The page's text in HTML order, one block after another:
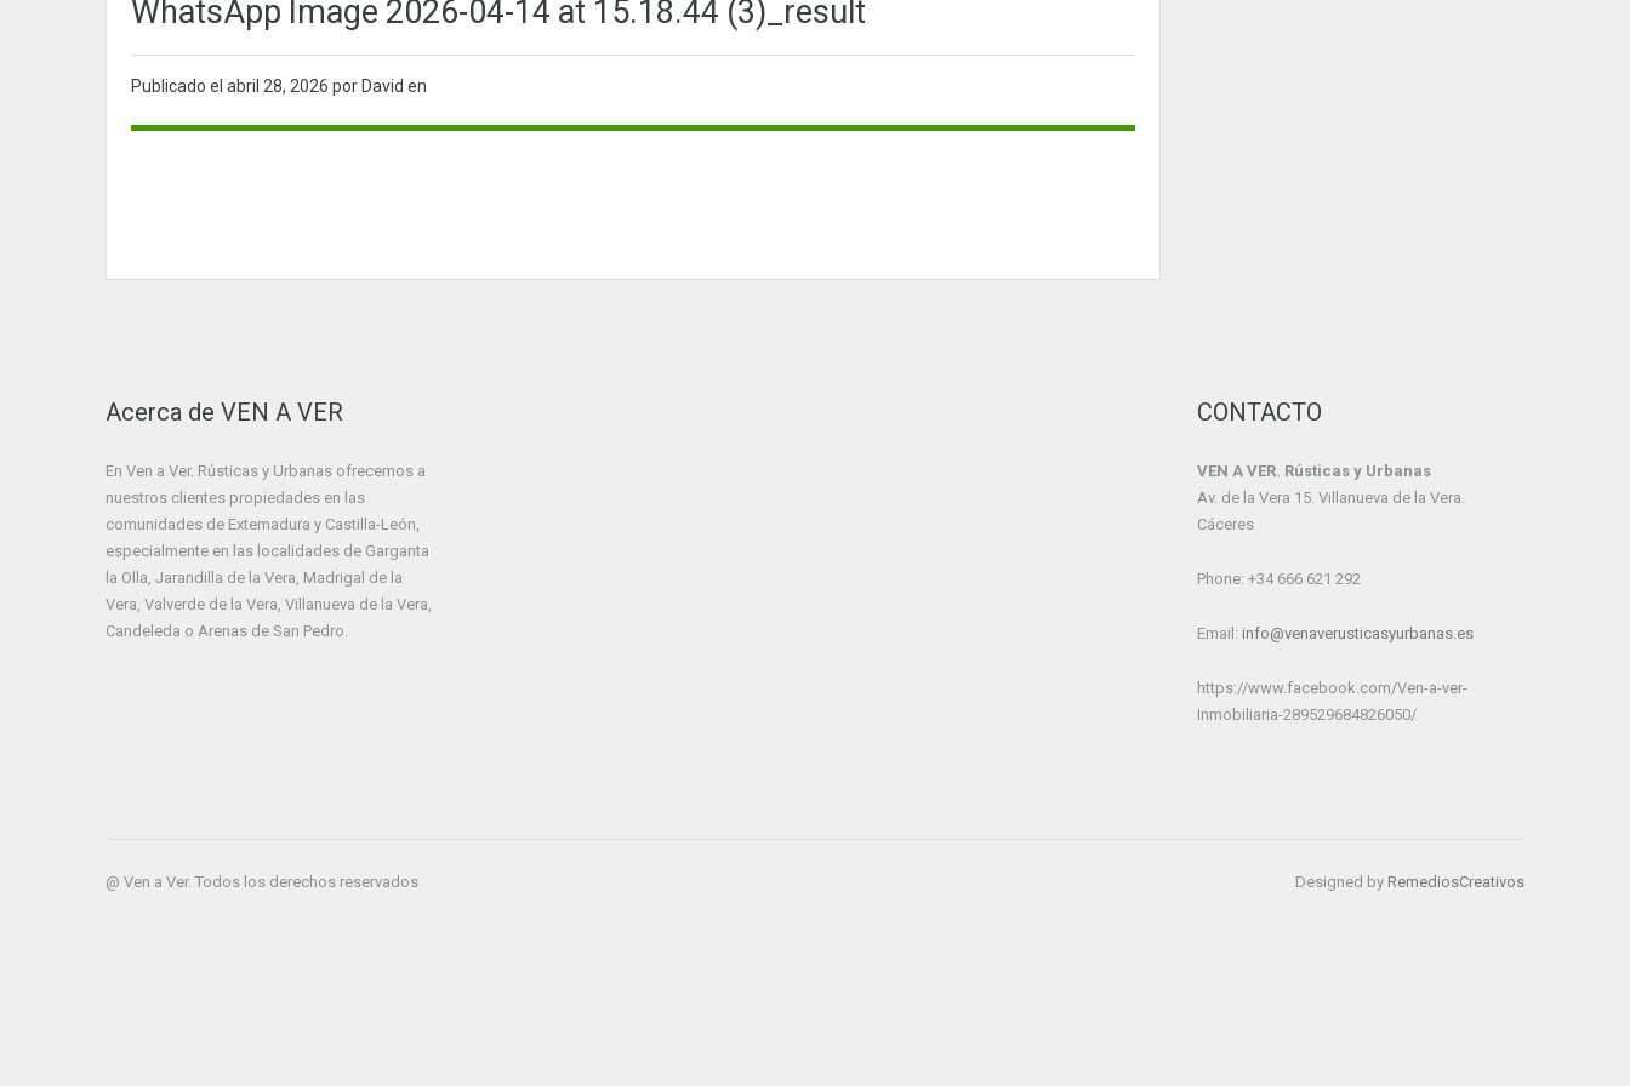
WhatsApp Image 2026-04-14 at 15.18.44 (3)_result
Publicado el abril 28, 2026 por David en
Acerca de VEN A VER
En Ven a Ver. Rústicas y Urbanas ofrecemos a
nuestros clientes propiedades en las
comunidades de Extemadura y Castilla-León,
especialmente en las localidades de Garganta
la Olla, Jarandilla de la Vera, Madrigal de la
Vera, Valverde de la Vera, Villanueva de la Vera,
Candeleda o Arenas de San Pedro.
CONTACTO
VEN A VER. Rústicas y Urbanas
Av. de la Vera 15. Villanueva de la Vera.
Cáceres
Phone: +34 666 621 292
Email: info@venaverusticasyurbanas.es
https://www.facebook.com/Ven-a-ver-
Inmobiliaria-289529684826050/
@ Ven a Ver. Todos los derechos reservados Designed by RemediosCreativos